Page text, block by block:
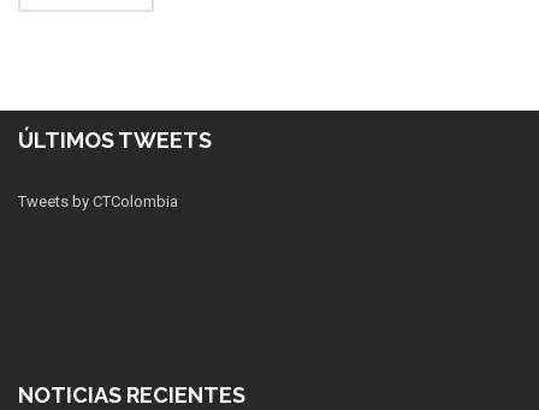
ÚLTIMOS TWEETS
Tweets by CTColombia
NOTICIAS RECIENTES